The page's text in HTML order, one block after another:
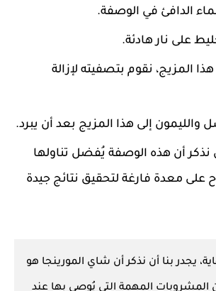
الدافئ في الوصفة.
على نار هادئة.
المزيج، نقوم بتصفيته لإزالة
إلى هذا المزيج بعد أن يبرد.
أن هذه الوصفة يُفضل تناولها
على معدة فارغة لتحقيق نتائج جيدة
يجدر بنا أن نذكر أن شاي المورينجا هو
المشروبات المهمة التي يُوصى بها عند